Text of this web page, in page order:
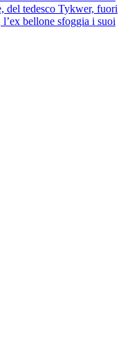
del tedesco Tykwer, fuori
bellone sfoggia i suoi